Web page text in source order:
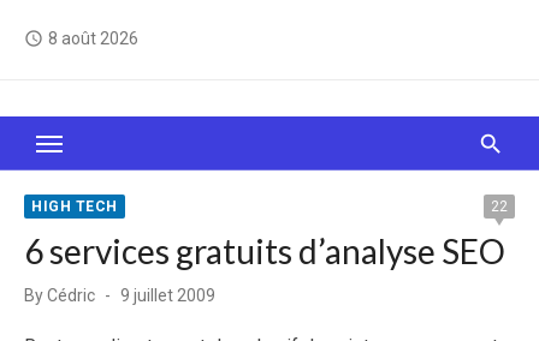
access_time 8 août 2026
Le Web, c'est comme une boîte de chocolats… On
sait jamais sur quoi on va tomber !
HIGH TECH 22
6 services gratuits d’analyse SEO
ByCédric
Posted
9 juillet 2009